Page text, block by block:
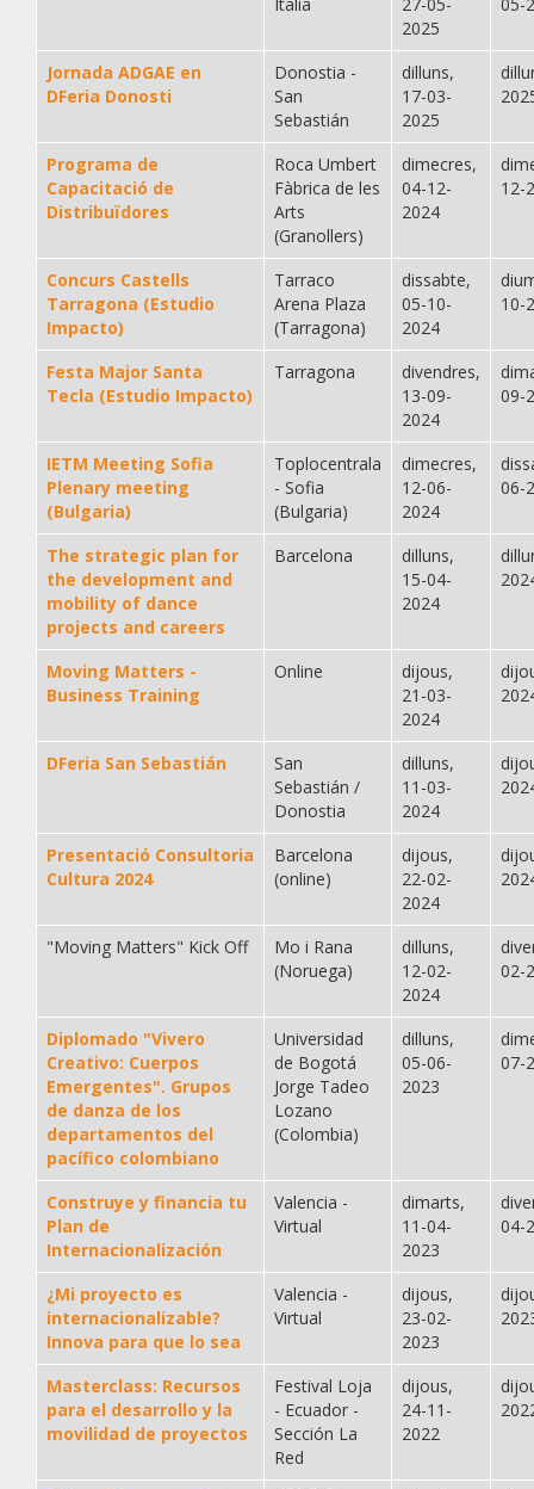
2025
Jornada ADGAE en
DFeria Donosti
Donostia -
San
Sebastián
dilluns,
17-03-
2025
Programa de
Capacitació de
Distribuïdores
Roca Umbert
Fàbrica de les
Arts
(Granollers)
dimecres,
04-12-
2024
12-
Concurs Castells
Tarragona (Estudio
Impacto)
Tarraco
Arena Plaza
(Tarragona)
dissabte,
05-10-
2024
10-
Festa Major Santa
Tecla (Estudio Impacto)
Tarragona
divendres,
13-09-
2024
09-
IETM Meeting Sofia
Plenary meeting
(Bulgaria)
Toplocentrala
- Sofia
(Bulgaria)
dimecres,
12-06-
2024
06-
The strategic plan for
the development and
mobility of dance
projects and careers
Barcelona
dilluns,
15-04-
2024
Moving Matters -
Business Training
Online
dijous,
21-03-
2024
DFeria San Sebastián
San
Sebastián /
Donostia
dilluns,
11-03-
2024
Presentació Consultoria
Cultura 2024
Barcelona
(online)
dijous,
22-02-
2024
"Moving Matters" Kick Off
Mo i Rana
(Noruega)
dilluns,
12-02-
2024
02-
Diplomado "Vivero
Creativo: Cuerpos
Emergentes". Grupos
de danza de los
departamentos del
pacífico colombiano
Universidad
de Bogotá
Jorge Tadeo
Lozano
(Colombia)
dilluns,
05-06-
2023
07-
Construye y financia tu
Plan de
Internacionalización
Valencia -
Virtual
dimarts,
11-04-
2023
04-
¿Mi proyecto es
internacionalizable?
Innova para que lo sea
Valencia -
Virtual
dijous,
23-02-
2023
Masterclass: Recursos
para el desarrollo y la
movilidad de proyectos
Festival Loja
- Ecuador -
Sección La
Red
dijous,
24-11-
2022